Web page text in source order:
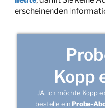
erscheinenden
Kopp
JA, ich möchte Kopp
bestelle ein Probe-